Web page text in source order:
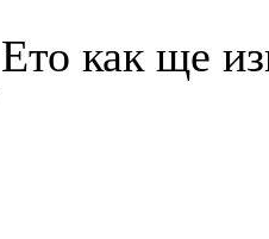
как ще